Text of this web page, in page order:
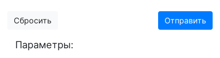
Сбросить Отправить
Параметры: